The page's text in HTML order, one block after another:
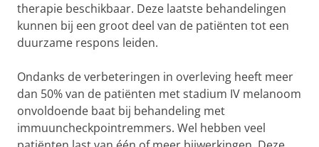
therapie beschikbaar. Deze laatste behandelingen
kunnen bij een groot deel van de patiënten tot een
duurzame respons leiden.
Ondanks de verbeteringen in overleving heeft meer
dan 50% van de patiënten met stadium IV melanoom
onvoldoende baat bij behandeling met
immuuncheckpointremmers. Wel hebben veel